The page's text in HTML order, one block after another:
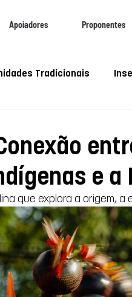
Apoiadores Proponentes
Tradicionais
e a
que explora a origem, a